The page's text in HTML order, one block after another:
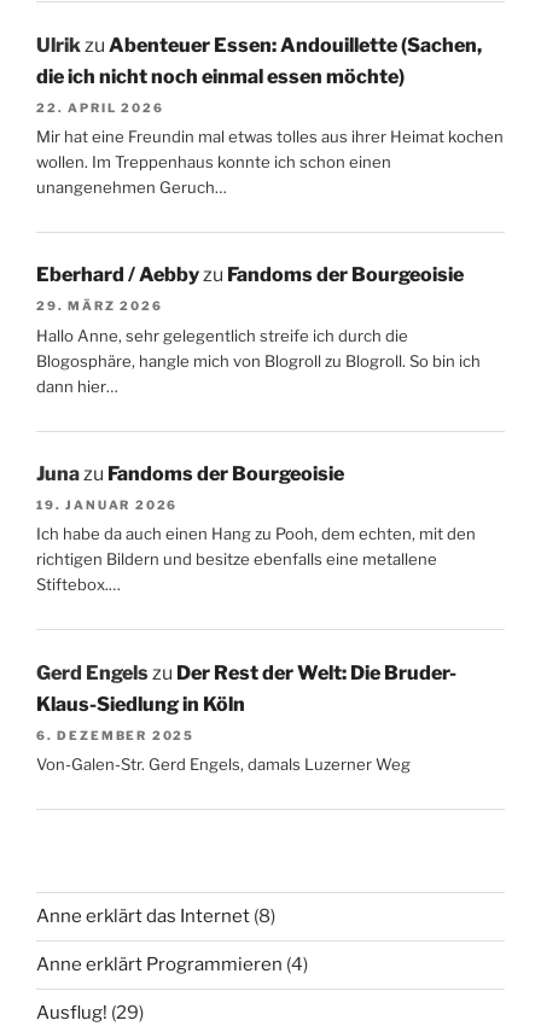
Ulrik zu Abenteuer Essen: Andouillette (Sachen,
die ich nicht noch einmal essen möchte)
22. APRIL 2026
Mir hat eine Freundin mal etwas tolles aus ihrer Heimat kochen
wollen. Im Treppenhaus konnte ich schon einen
unangenehmen Geruch…
Eberhard / Aebbyzu Fandoms der Bourgeoisie
29. MÄRZ 2026
Hallo Anne, sehr gelegentlich streife ich durch die
Blogosphäre, hangle mich von Blogroll zu Blogroll. So bin ich
dann hier…
Junazu Fandoms der Bourgeoisie
19. JANUAR 2026
Ich habe da auch einen Hang zu Pooh, dem echten, mit den
richtigen Bildern und besitze ebenfalls eine metallene
Stiftebox.…
Gerd Engelszu Der Rest der Welt: Die Bruder-
Klaus-Siedlung in Köln
6. DEZEMBER 2025
Von-Galen-Str. Gerd Engels, damals Luzerner Weg
Anne erklärt das Internet (8)
Anne erklärt Programmieren (4)
Ausflug! (29)